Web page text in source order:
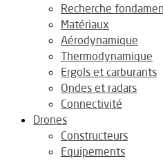
Recherche
Matériaux
Aérodynamique
Thermodynamique
Ergols et carburants
Ondes et radars
Connectivité
Drones
Constructeurs
Equipements